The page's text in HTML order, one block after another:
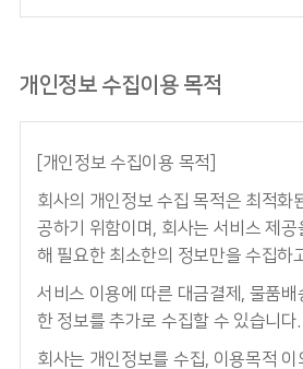
개인정보 수집이용 목적
[개인정보 수집이용 목적]
회사의 개인정보 수집 목적은 최적화
공하기 위함이며, 회사는 서비스 제공
해 필요한 최소한의 정보만을 수집하
서비스 이용에 따른 대금결제, 물품배
한 정보를 추가로 수집할 수 있습니다.
회사는 개인정보를 수집, 이용목적 이